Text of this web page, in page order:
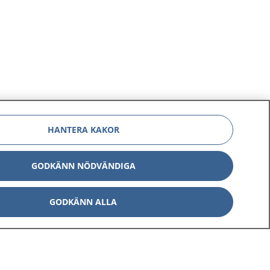
HANTERA KAKOR
GODKÄNN NÖDVÄNDIGA
GODKÄNN ALLA